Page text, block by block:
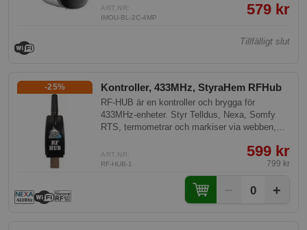
robusta design och avancerade teknik är denna
kamera perfekt för säkerhetsändamål.
ART.NR:
IMOU-BL-2C-4MP
579 kr
Tillfälligt slut
Kontroller, 433MHz, StyraHem RFHub
-25%
RF-HUB är en kontroller och brygga för
433MHz-enheter. Styr Telldus, Nexa, Somfy
RTS, termometrar och markiser via webben,
scheman och automationer. Ge dina 433MHz-
enheter nytt liv tillsammans med ny teknik.
ART.NR:
RF-HUB-1
599 kr
799 kr
0 +